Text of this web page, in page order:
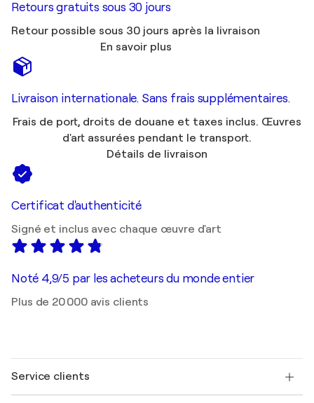
Retours gratuits sous 30 jours
Retour possible sous 30 jours après la livraison
En savoir plus
Livraison internationale. Sans frais supplémentaires.
Frais de port, droits de douane et taxes inclus. Œuvres
d'art assurées pendant le transport.
Détails de livraison
Certificat d'authenticité
Signé et inclus avec chaque œuvre d'art
Noté 4,9/5 par les acheteurs du monde entier
Plus de 20 000 avis clients
Service clients